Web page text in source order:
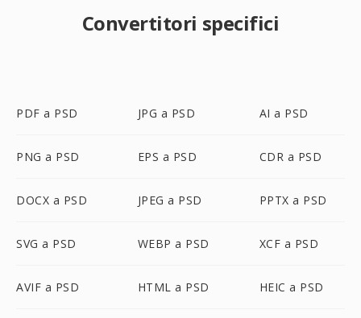
Convertitori specifici
PDF a PSD JPG a PSD AI a PSD
PNG a PSD EPS a PSD CDR a PSD
DOCX a PSD JPEG a PSD PPTX a PSD
SVG a PSD WEBP a PSD XCF a PSD
AVIF a PSD HTML a PSD HEIC a PSD